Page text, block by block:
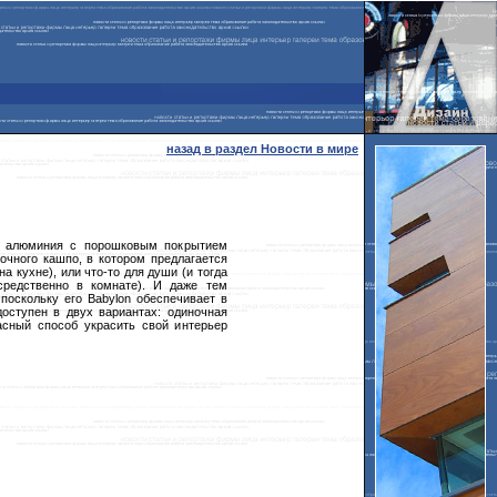
назад в раздел Новости в мире
алюминия с порошковым покрытием
кашпо, в котором предлагается
кухне), или что-то для души (и тогда
в комнате). И даже тем
его Babylon обеспечивает в
в двух вариантах: одиночная
способ украсить свой интерьер